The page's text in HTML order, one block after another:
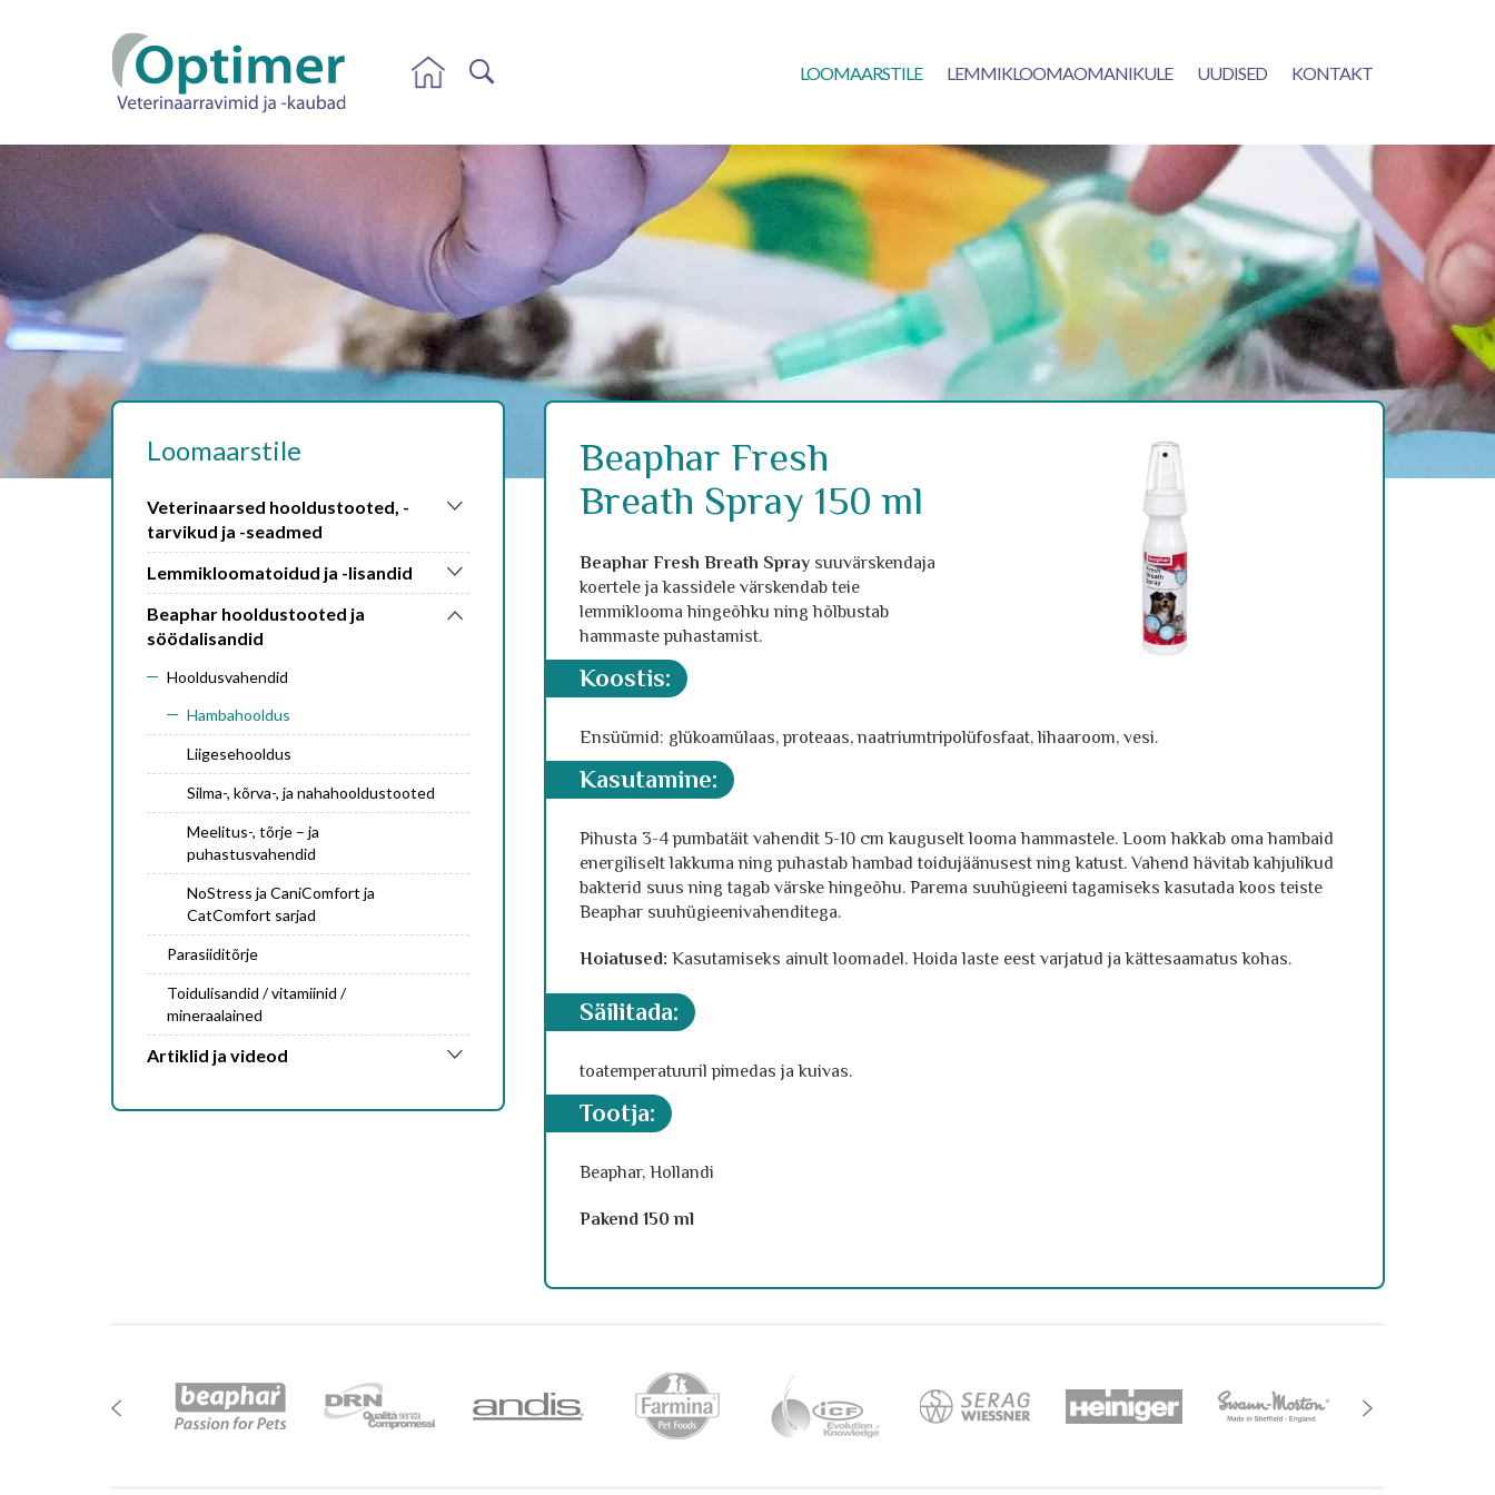
LOOMAARSTILE LEMMIKLOOMAOMANIKULE UUDISED KONTAKT
Loomaarstile
Veterinaarsed hooldustooted, -
tarvikud ja -seadmed
Lemmikloomatoidud ja -lisandid
Beaphar hooldustooted ja
söödalisandid
Hooldusvahendid
Hambahooldus
Liigesehooldus
Silma-, kõrva-, ja nahahooldustooted
Meelitus-, tõrje – ja
puhastusvahendid
NoStress ja CaniComfort ja
CatComfort sarjad
Parasiiditõrje
Toidulisandid / vitamiinid /
mineraalained
Artiklid ja videod
Beaphar Fresh
Breath Spray 150 ml
Beaphar Fresh Breath Spray suuvärskendaja
koertele ja kassidele värskendab teie
lemmiklooma hingeõhku ning hõlbustab
hammaste puhastamist.
koostis:
Ensüümid: glükoamülaas, proteaas, naatriumtripolüfosfaat, lihaaroom, vesi.
kasutamine:
Pihusta 3-4 pumbatäit vahendit 5-10 cm kauguselt looma hammastele. Loom hakkab oma hambaid
energiliselt lakkuma ning puhastab hambad toidujäänusest ning katust. Vahend hävitab kahjulikud
bakterid suus ning tagab värske hingeõhu. Parema suuhügieeni tagamiseks kasutada koos teiste
Beaphar suuhügieenivahenditega.
Hoiatused: Kasutamiseks ainult loomadel. Hoida laste eest varjatud ja kättesaamatus kohas.
säilitada:
toatemperatuuril pimedas ja kuivas.
tootja:
Beaphar, Hollandi
Pakend 150 ml